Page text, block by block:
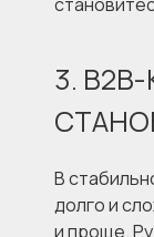
3.
В
долго и
и проще.